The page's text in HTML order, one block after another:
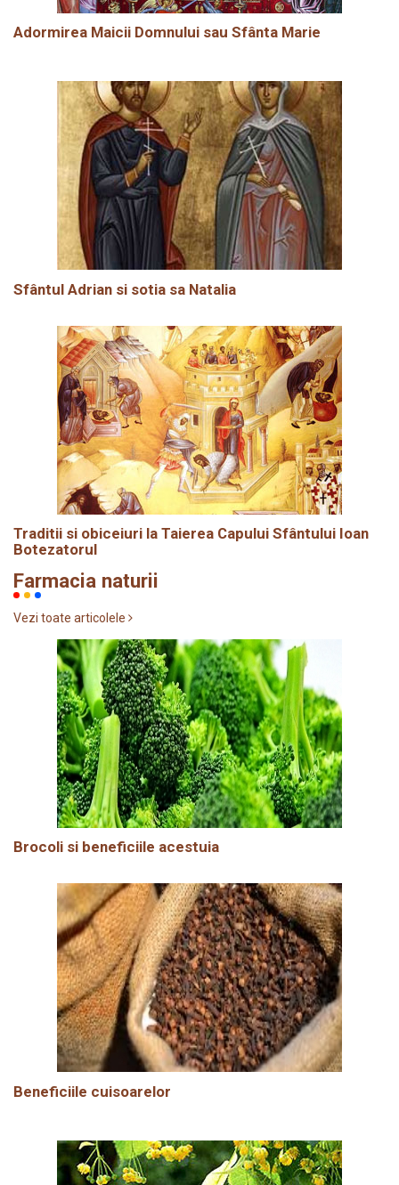
Adormirea Maicii Domnului sau Sfânta Marie
Sfântul Adrian si sotia sa Natalia
Traditii si obiceiuri la Taierea Capului Sfântului Ioan
Botezatorul
Farmacia naturii
Vezi toate articolele
Brocoli si beneficiile acestuia
Beneficiile cuisoarelor